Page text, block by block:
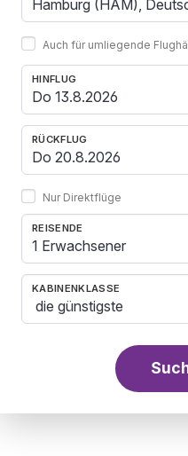
Auch für umliegende
HINFLUG
RÜCKFLUG
Nur Direktflüge
REISENDE
1 Erwachsener
KABINENKLASSE